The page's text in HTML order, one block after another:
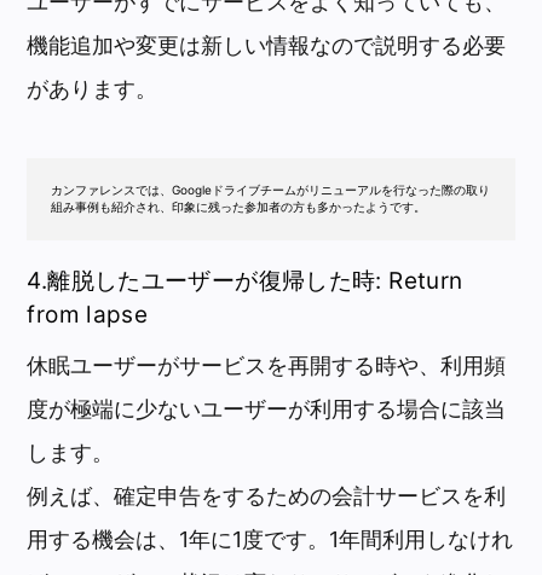
機能追加や変更は新しい情報なので説明する必要
があります。
カンファレンスでは、Googleドライブチームがリニューアルを行なった際の取り
組み事例も紹介され、印象に残った参加者の方も多かったようです。
4.離脱したユーザーが復帰した時: Return
from lapse
休眠ユーザーがサービスを再開する時や、利用頻
度が極端に少ないユーザーが利用する場合に該当
します。
例えば、確定申告をするための会計サービスを利
用する機会は、1年に1度です。1年間利用しなけれ